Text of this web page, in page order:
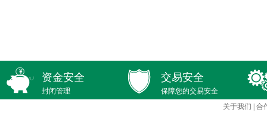
资金安全
封闭管理
交易安全
保障您的交易安全
关于我们
合